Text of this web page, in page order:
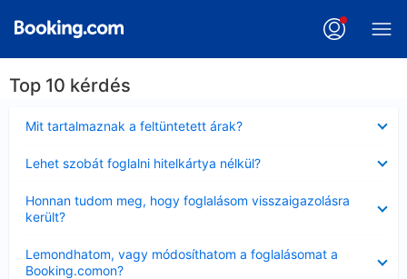
Top 10 kérdés
Mit tartalmaznak a feltüntetett árak?
Lehet szobát foglalni hitelkártya nélkül?
Honnan tudom meg, hogy foglalásom visszaigazolásra
került?
Lemondhatom, vagy módosíthatom a foglalásomat a
Booking.comon?